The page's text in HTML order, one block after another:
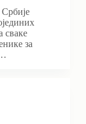
сваке
за